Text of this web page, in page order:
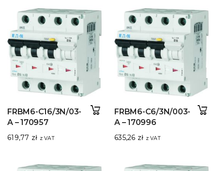
FRBM6-C16/3N/03-
A – 170957
619,77 zł z VAT
FRBM6-C6/3N/003-
A – 170996
635,26 zł z VAT